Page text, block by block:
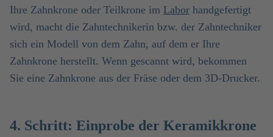
Ihre Zahnkrone oder Teilkrone im Labor handgefertigt
wird, macht die Zahntechnikerin bzw. der Zahntechniker
sich ein Modell von dem Zahn, auf dem er Ihre
Zahnkrone herstellt. Wenn gescannt wird, bekommen
Sie eine Zahnkrone aus der Fräse oder dem 3D-Drucker.
4. Schritt: Einprobe der Keramikkrone